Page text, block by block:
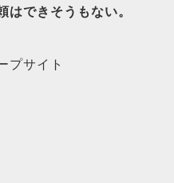
はできそうもない。
プサイト